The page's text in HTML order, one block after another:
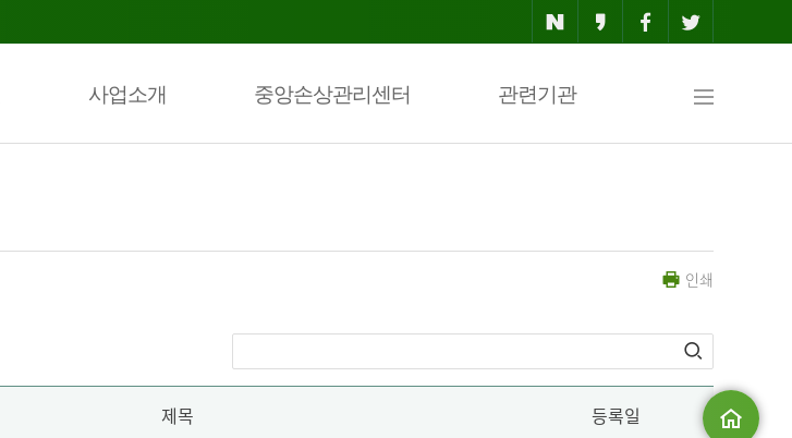
사업소개 중앙손상관리센터 관련기관
맵
인쇄
제목 등록일